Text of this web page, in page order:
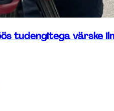
tudengitega värske